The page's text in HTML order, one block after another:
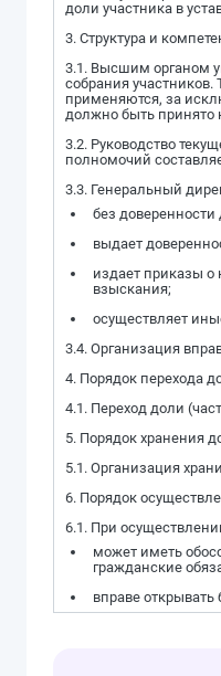
доли участника в
3. Структура и
3.1. Высшим органом
собрания
применяются, за
должно быть принято
3.2. Руководство
полномочий
3.3. Генеральный
без
выдает
издает приказы
взыскания;
осуществляет
3.4. Организация
4. Порядок перехода
4.1. Переход доли
5. Порядок хранения
5.1. Организация
6. Порядок
6.1. При
может иметь
гражданские
вправе